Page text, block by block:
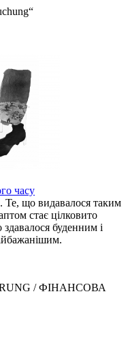
часу
Те, що видавалося таким
стає цілковито
буденним і
/ ФІНАНСОВА